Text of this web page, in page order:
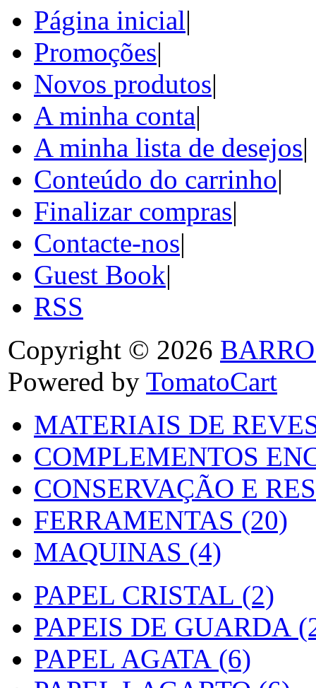
Página inicial|
Promoções|
Novos produtos|
A minha conta|
A minha lista de desejos|
Conteúdo do carrinho|
Finalizar compras|
Contacte-nos|
Guest Book|
RSS
Copyright © 2026
Powered by TomatoCart
MATERIAIS DE
COMPLEMENTOS
CONSERVAÇÃO E
FERRAMENTAS (20)
MAQUINAS (4)
PAPEL CRISTAL (2)
PAPEIS DE GUARDA
PAPEL AGATA (6)